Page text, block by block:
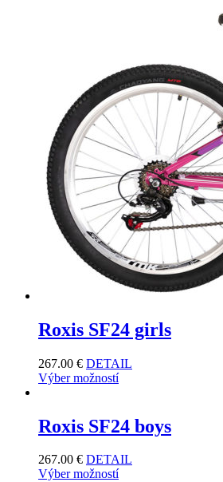
Roxis SF24 girls
267.00 € DETAIL
Výber možností
Roxis SF24 boys
267.00 € DETAIL
Výber možností